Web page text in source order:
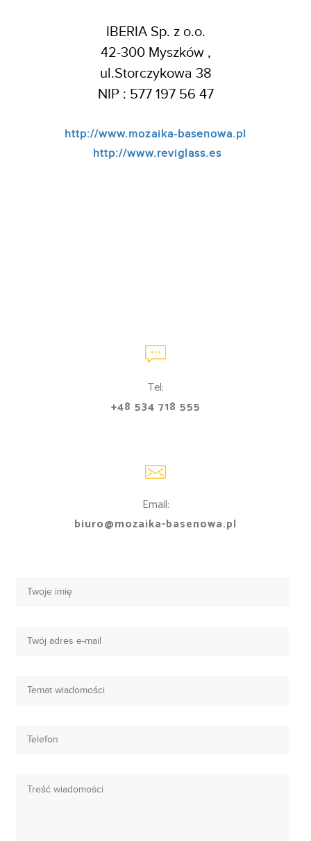
IBERIA Sp. z o.o.
42-300 Myszków ,
ul.Storczykowa 38
NIP : 577 197 56 47
http://www.mozaika-basenowa.pl
http://www.reviglass.es
Tel:
+48 534 718 555
Email:
biuro@mozaika-basenowa.pl